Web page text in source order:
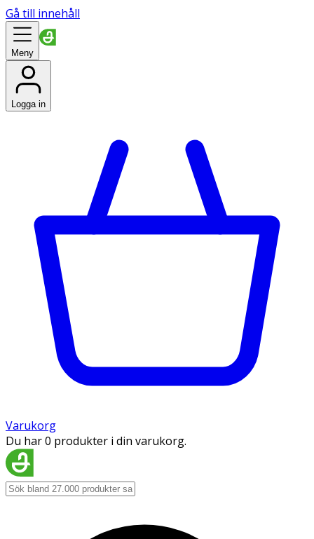
Gå till innehåll
Meny
Logga in
Varukorg
Du har 0 produkter i din varukorg.